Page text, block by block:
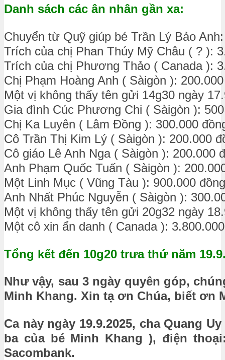
Danh sách các ân nhân gần xa:
Chuyển từ Quỹ giúp bé Trần Lý Bảo
Trích của chị Phan Thúy Mỹ Châu ( ? ):
Trích của chị Phương Thảo ( Canada ):
Chị Phạm Hoàng Anh ( Sàigòn ):
Một vị không thấy tên gửi 14g30 ngày
Gia đình Cúc Phương Chi ( Sàigòn ):
Chị Ka Luyên ( Lâm Đồng ): 300.000
Cô Trần Thị Kim Lý ( Sàigòn ): 200.000
Cô giáo Lê Anh Nga ( Sàigòn ): 200.000
Anh Phạm Quốc Tuấn ( Sàigòn ):
Một Linh Mục ( Vũng Tàu ): 900.000 đồng
Anh Nhất Phúc Nguyễn ( Sàigòn ):
Một vị không thấy tên gửi 20g32 ngày
Một cô xin ẩn danh ( Canada ):
Tổng kết đến 10g20 trưa thứ năm
Như vậy, sau 3 ngày quyên góp,
Minh Khang. Xin tạ ơn Chúa, biết ơn
Ca này ngày 19.9.2025, cha Quang
ba của bé Minh Khang ), điện thoại:
Sacombank.